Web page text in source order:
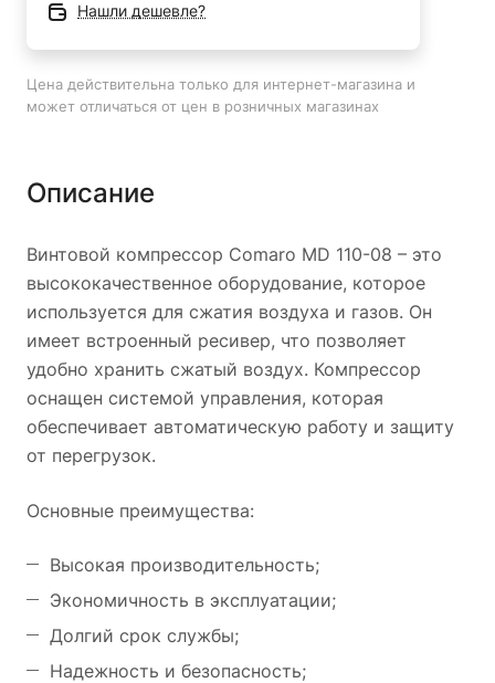
Нашли дешевле?
Цена действительна только для интернет-магазина и
может отличаться от цен в розничных магазинах
Описание
Винтовой компрессор Comaro MD 110-08 – это
высококачественное оборудование, которое
используется для сжатия воздуха и газов. Он
имеет встроенный ресивер, что позволяет
удобно хранить сжатый воздух. Компрессор
оснащен системой управления, которая
обеспечивает автоматическую работу и защиту
от перегрузок.
Основные преимущества:
Высокая производительность;
Экономичность в эксплуатации;
Долгий срок службы;
Надежность и безопасность;